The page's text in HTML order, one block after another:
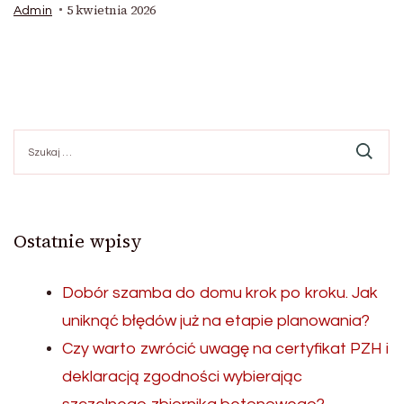
Admin 5 kwietnia 2026
Ostatnie wpisy
Dobór szamba do domu krok po kroku. Jak
uniknąć błędów już na etapie planowania?
Czy warto zwrócić uwagę na certyfikat PZH i
deklaracją zgodności wybierając